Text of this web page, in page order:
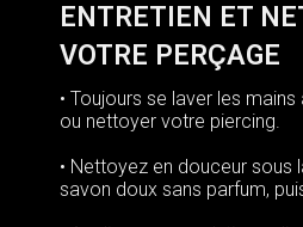
ENTRETIEN ET
VOTRE PERÇAGE
• Toujours se laver les
ou nettoyer votre piercing.
• Nettoyez en douceur sous
savon doux sans parfum,